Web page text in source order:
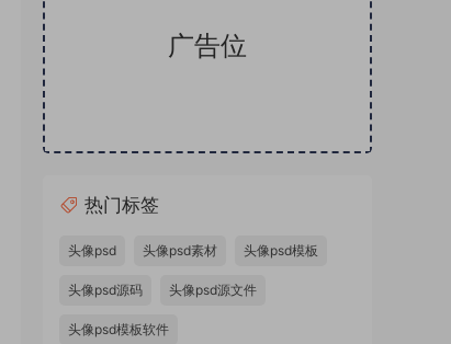
广告位
热门标签
头像psd 头像psd素材 头像psd模板
头像psd源码 头像psd源文件
头像psd模板软件